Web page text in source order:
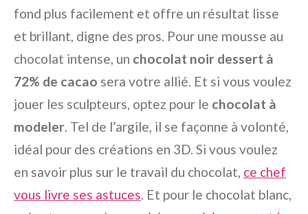
fond plus facilement et offre un résultat lisse
et brillant, digne des pros. Pour une mousse au
chocolat intense, un chocolat noir dessert à
72% de cacao sera votre allié. Et si vous voulez
jouer les sculpteurs, optez pour le chocolat à
modeler. Tel de l’argile, il se façonne à volonté,
idéal pour des créations en 3D. Si vous voulez
en savoir plus sur le travail du chocolat, ce chef
vous livre ses astuces. Et pour le chocolat blanc,